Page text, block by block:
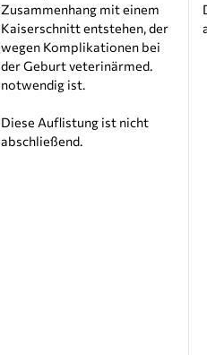
Zusammenhang mit einem
Kaiserschnitt entstehen, der
wegen Komplikationen bei
der Geburt veterinärmed.
notwendig ist.
Diese Auflistung ist nicht
abschließend.